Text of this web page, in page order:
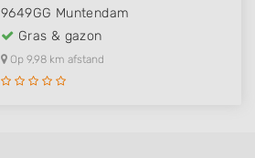
9649GG Muntendam
Gras & gazon
Op 9,98 km afstand